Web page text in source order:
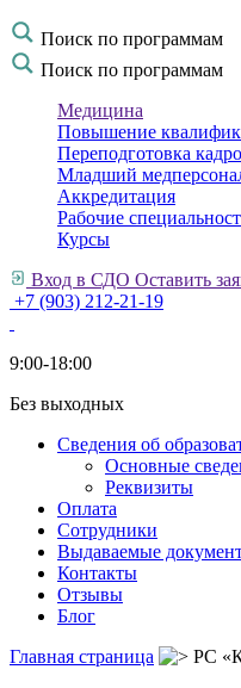
Поиск по программам
Поиск по программам
Медицина
Повышение
Переподготовка
Младший
Аккредитация
Рабочие
Курсы
Вход в СДО Оставить
+7 (903) 212-21-19
9:00-18:00
Без выходных
Сведения об
Основные
Реквизиты
Оплата
Сотрудники
Выдаваемые
Контакты
Отзывы
Блог
Главная страница
РС